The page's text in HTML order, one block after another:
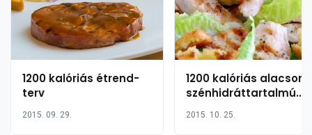
1200 kalóriás étrend-
terv
2015. 09. 29.
1200 kalóriás alacsony
szénhidráttartalmú
2015. 10. 25.